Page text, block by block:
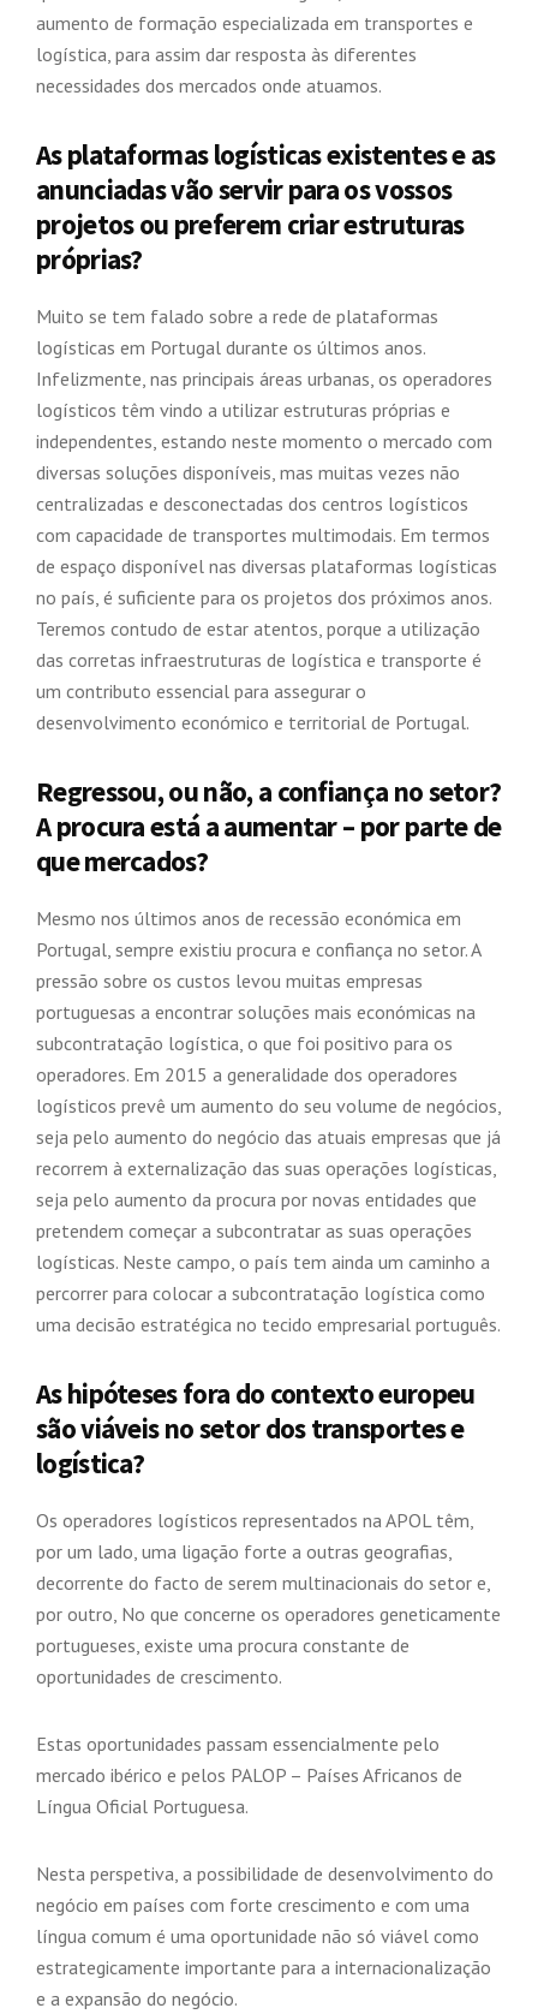
aumento de formação especializada em transportes e
logística, para assim dar resposta às diferentes
necessidades dos mercados onde atuamos.
As plataformas logísticas existentes e as
anunciadas vão servir para os vossos
projetos ou preferem criar estruturas
próprias?
Muito se tem falado sobre a rede de plataformas
logísticas em Portugal durante os últimos anos.
Infelizmente, nas principais áreas urbanas, os operadores
logísticos têm vindo a utilizar estruturas próprias e
independentes, estando neste momento o mercado com
diversas soluções disponíveis, mas muitas vezes não
centralizadas e desconectadas dos centros logísticos
com capacidade de transportes multimodais. Em termos
de espaço disponível nas diversas plataformas logísticas
no país, é suficiente para os projetos dos próximos anos.
Teremos contudo de estar atentos, porque a utilização
das corretas infraestruturas de logística e transporte é
um contributo essencial para assegurar o
desenvolvimento económico e territorial de Portugal.
Regressou, ou não, a confiança no setor?
A procura está a aumentar – por parte de
que mercados?
Mesmo nos últimos anos de recessão económica em
Portugal, sempre existiu procura e confiança no setor. A
pressão sobre os custos levou muitas empresas
portuguesas a encontrar soluções mais económicas na
subcontratação logística, o que foi positivo para os
operadores. Em 2015 a generalidade dos operadores
logísticos prevê um aumento do seu volume de negócios,
seja pelo aumento do negócio das atuais empresas que já
recorrem à externalização das suas operações logísticas,
seja pelo aumento da procura por novas entidades que
pretendem começar a subcontratar as suas operações
logísticas. Neste campo, o país tem ainda um caminho a
percorrer para colocar a subcontratação logística como
uma decisão estratégica no tecido empresarial português.
As hipóteses fora do contexto europeu
são viáveis no setor dos transportes e
logística?
Os operadores logísticos representados na APOL têm,
por um lado, uma ligação forte a outras geografias,
decorrente do facto de serem multinacionais do setor e,
por outro, No que concerne os operadores geneticamente
portugueses, existe uma procura constante de
oportunidades de crescimento.
Estas oportunidades passam essencialmente pelo
mercado ibérico e pelos PALOP – Países Africanos de
Língua Oficial Portuguesa.
Nesta perspetiva, a possibilidade de desenvolvimento do
negócio em países com forte crescimento e com uma
língua comum é uma oportunidade não só viável como
estrategicamente importante para a internacionalização
e a expansão do negócio.